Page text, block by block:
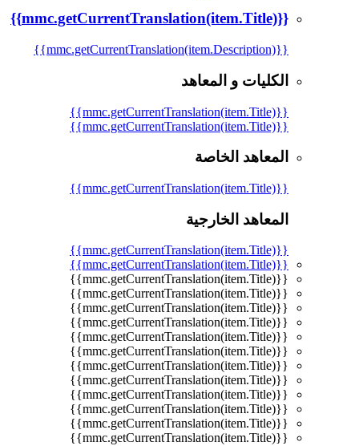
{{mmc.getCurrentTranslation(item.Title)}}
{{mmc.getCurrentTranslation(item.Description)}}
الكليات و المعاهد
{{mmc.getCurrentTranslation(item.Title)}}
{{mmc.getCurrentTranslation(item.Title)}}
المعاهد الخاصة
{{mmc.getCurrentTranslation(item.Title)}}
المعاهد الخارجية
{{mmc.getCurrentTranslation(item.Title)}}
{{mmc.getCurrentTranslation(item.Title)}}
{{mmc.getCurrentTranslation(item.Title)}}
{{mmc.getCurrentTranslation(item.Title)}}
{{mmc.getCurrentTranslation(item.Title)}}
{{mmc.getCurrentTranslation(item.Title)}}
{{mmc.getCurrentTranslation(item.Title)}}
{{mmc.getCurrentTranslation(item.Title)}}
{{mmc.getCurrentTranslation(item.Title)}}
{{mmc.getCurrentTranslation(item.Title)}}
{{mmc.getCurrentTranslation(item.Title)}}
{{mmc.getCurrentTranslation(item.Title)}}
{{mmc.getCurrentTranslation(item.Title)}}
{{mmc.getCurrentTranslation(item.Title)}}